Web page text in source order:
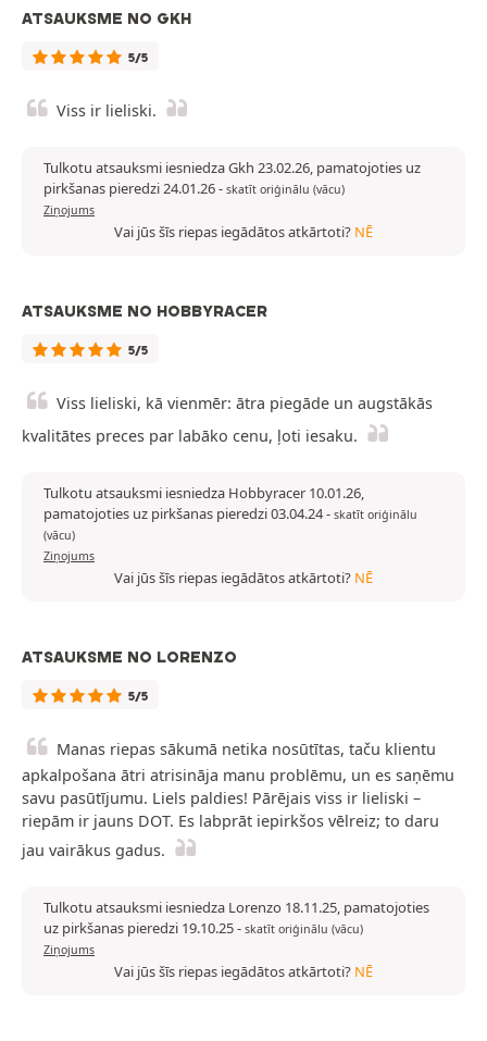
ATSAUKSME NO GKH
5/5
Viss ir lieliski.
Tulkotu atsauksmi iesniedza Gkh 23.02.26, pamatojoties uz
pirkšanas pieredzi 24.01.26- skatīt oriģinālu (vācu)
Ziņojums
Vai jūs šīs riepas iegādātos atkārtoti? NĒ
ATSAUKSME NO HOBBYRACER
5/5
Viss lieliski, kā vienmēr: ātra piegāde un augstākās
kvalitātes preces par labāko cenu, ļoti iesaku.
Tulkotu atsauksmi iesniedza Hobbyracer 10.01.26,
pamatojoties uz pirkšanas pieredzi 03.04.24- skatīt oriģinālu
(vācu)
Ziņojums
Vai jūs šīs riepas iegādātos atkārtoti? NĒ
ATSAUKSME NO LORENZO
5/5
Manas riepas sākumā netika nosūtītas, taču klientu
apkalpošana ātri atrisināja manu problēmu, un es saņēmu
savu pasūtījumu. Liels paldies! Pārējais viss ir lieliski –
riepām ir jauns DOT. Es labprāt iepirkšos vēlreiz; to daru
jau vairākus gadus.
Tulkotu atsauksmi iesniedza Lorenzo 18.11.25, pamatojoties
uz pirkšanas pieredzi 19.10.25- skatīt oriģinālu (vācu)
Ziņojums
Vai jūs šīs riepas iegādātos atkārtoti? NĒ